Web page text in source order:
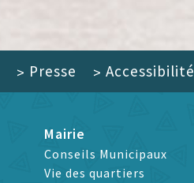
> Presse > Accessibilité
Mairie
Conseils Municipaux
Vie des quartiers